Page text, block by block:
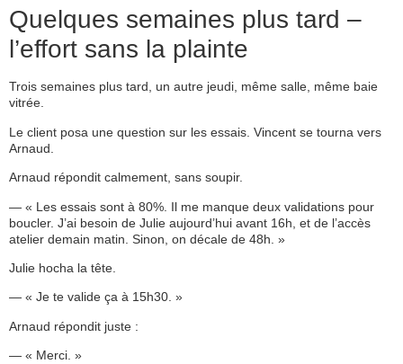
Quelques semaines plus tard –
l’effort sans la plainte
Trois semaines plus tard, un autre jeudi, même salle, même baie
vitrée.
Le client posa une question sur les essais. Vincent se tourna vers
Arnaud.
Arnaud répondit calmement, sans soupir.
— « Les essais sont à 80%. Il me manque deux validations pour
boucler. J’ai besoin de Julie aujourd’hui avant 16h, et de l’accès
atelier demain matin. Sinon, on décale de 48h. »
Julie hocha la tête.
— « Je te valide ça à 15h30. »
Arnaud répondit juste :
— « Merci. »